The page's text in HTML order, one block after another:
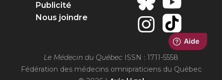
Publicité
Nous joindre
Le Médecin du Québec ISSN : 1711-5558
Fédération des médecins omnipraticiens du Québec